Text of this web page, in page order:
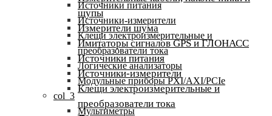
Источники питания
Источники-измерители
Клещи электроизмерительные и
преобразователи тока
Логические анализаторы
Модульные приборы PXI/AXI/PCIe
col_3
Мультиметры
щупы
Измерители шума
Имитаторы сигналов GPS и ГЛОНАСС
Источники питания
Источники-измерители
Клещи электроизмерительные и
преобразователи тока